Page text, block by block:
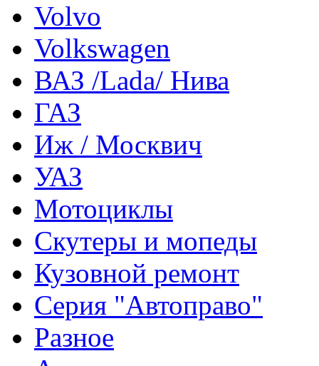
Volvo
Volkswagen
ВАЗ /Lada/ Нива
ГАЗ
Иж / Москвич
УАЗ
Мотоциклы
Скутеры и мопеды
Кузовной ремонт
Серия "Автоправо"
Разное